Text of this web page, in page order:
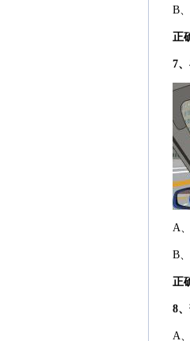
B
正
7
A
B
正
8
A